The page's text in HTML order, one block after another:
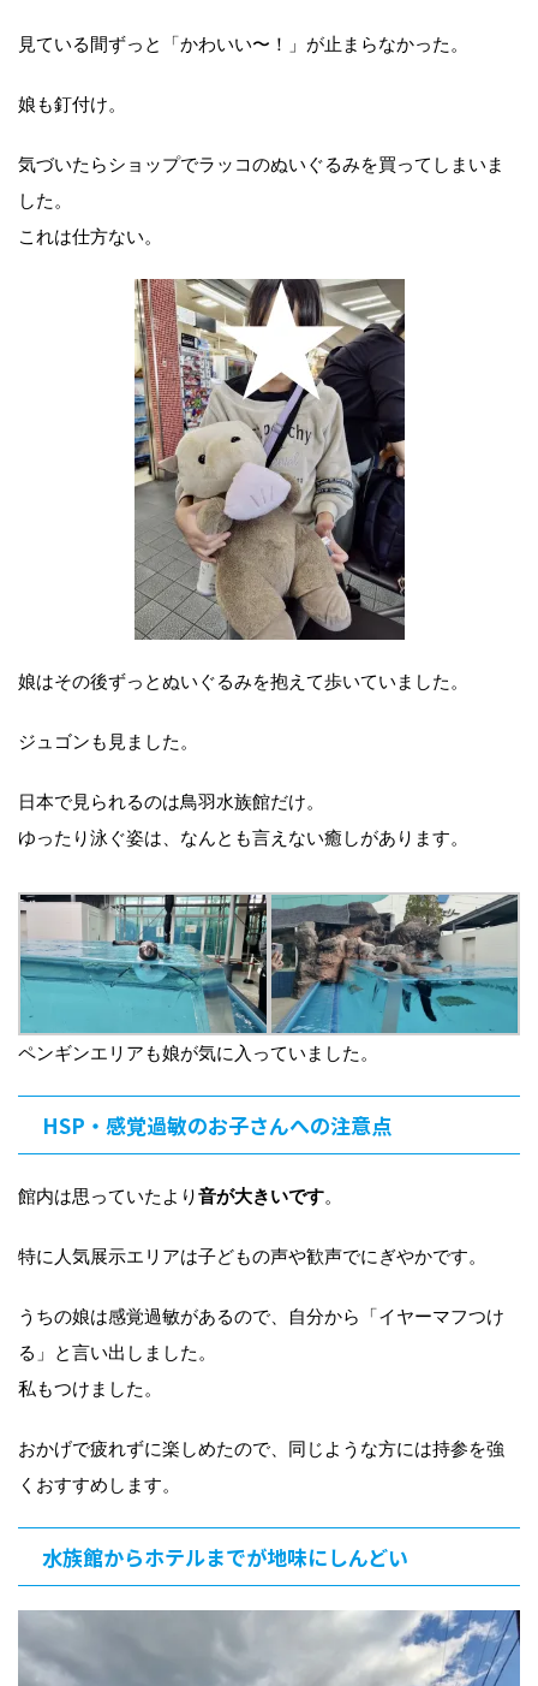
見ている間ずっと「かわいい〜！」が止まらなかった。
娘も釘付け。
気づいたらショップでラッコのぬいぐるみを買ってしまいま
した。
これは仕方ない。
娘はその後ずっとぬいぐるみを抱えて歩いていました。
ジュゴンも見ました。
日本で見られるのは鳥羽水族館だけ。
ゆったり泳ぐ姿は、なんとも言えない癒しがあります。
ペンギンエリアも娘が気に入っていました。
HSP・感覚過敏のお子さんへの注意点
館内は思っていたより音が大きいです。
特に人気展示エリアは子どもの声や歓声でにぎやかです。
うちの娘は感覚過敏があるので、自分から「イヤーマフつけ
る」と言い出しました。
私もつけました。
おかげで疲れずに楽しめたので、同じような方には持参を強
くおすすめします。
水族館からホテルまでが地味にしんどい